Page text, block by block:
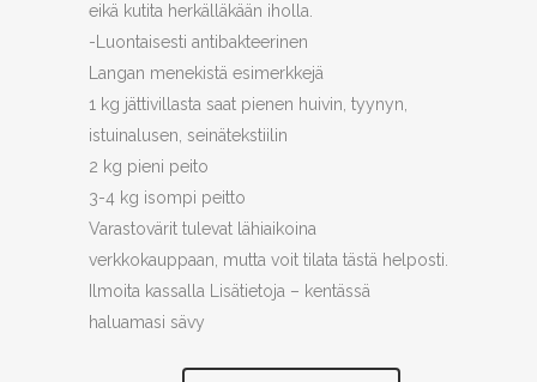
eikä kutita herkälläkään iholla.
-Luontaisesti antibakteerinen
Langan menekistä esimerkkejä
1 kg jättivillasta saat pienen huivin, tyynyn,
istuinalusen, seinätekstiilin
2 kg pieni peito
3-4 kg isompi peitto
Varastovärit tulevat lähiaikoina
verkkokauppaan, mutta voit tilata tästä helposti.
Ilmoita kassalla Lisätietoja – kentässä
haluamasi sävy